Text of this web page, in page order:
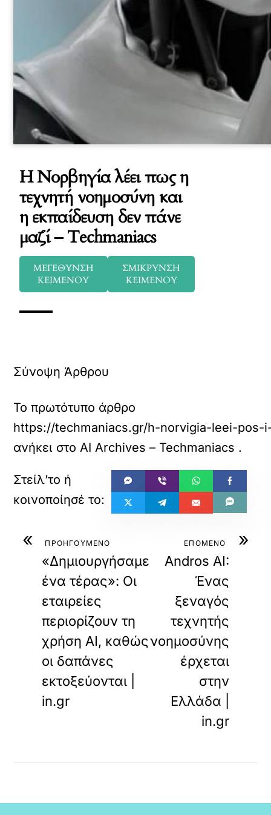
H Νορβηγία λέει πως η
τεχνητή νοημοσύνη και
η εκπαίδευση δεν πάνε
μαζί – Techmaniacs
ΜΕΓΕΘΥΝΣΗ
ΚΕΙΜΕΝΟΥ
ΣΜΙΚΡΥΝΣΗ
ΚΕΙΜΕΝΟΥ
Σύνοψη Άρθρου
Το πρωτότυπο άρθρο
https://techmaniacs.gr/h-norvigia-leei-
ανήκει στοAI Archives – Techmaniacs .
« ΠΡΟΗΓΟΥΜΕΝΟ
«Δημιουργήσαμε
ένα τέρας»: Oι
εταιρείες
περιορίζουν τη
χρήση AI, καθώς
οι δαπάνες
εκτοξεύονται |
in.gr
»
ΕΠΟΜΕΝΟ
Andros AI:
Ένας
ξεναγός
τεχνητής
νοημοσύνης
έρχεται
στην
Ελλάδα |
in.gr